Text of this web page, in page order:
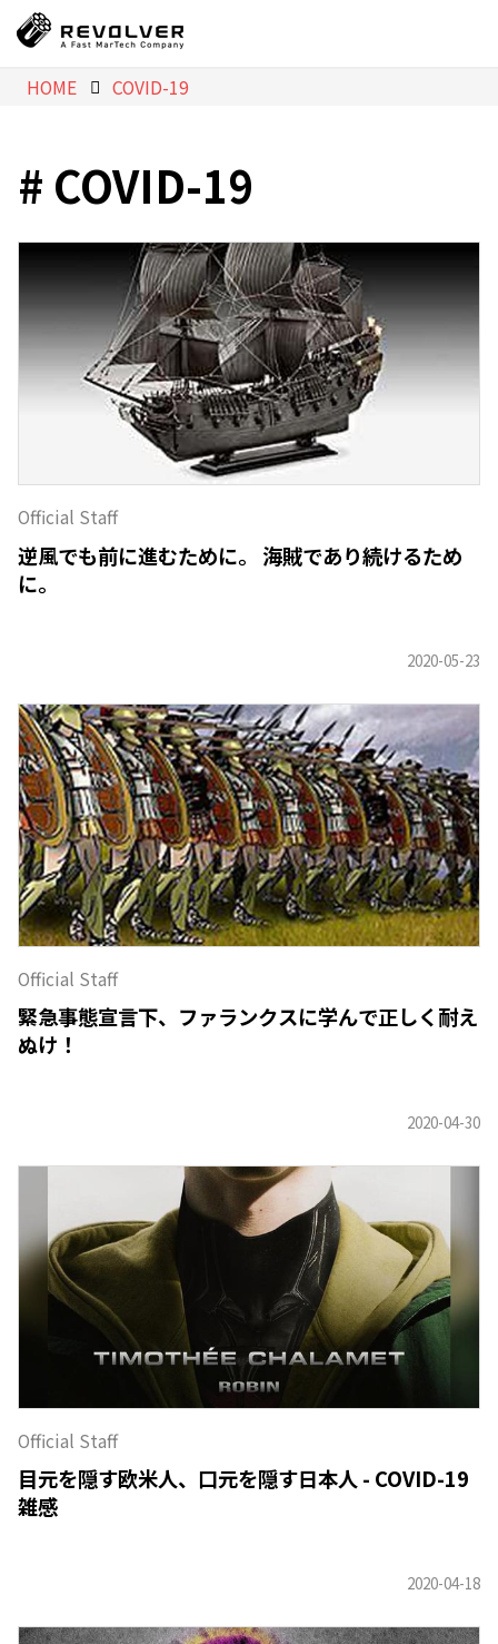
HOME COVID-19
COVID-19
Official Staff
逆風でも前に進むために。 海賊であり続けるため
に。
Official Staff
緊急事態宣言下、ファランクスに学んで正しく耐え
ぬけ！
Official Staff
目元を隠す欧米人、口元を隠す日本人 - COVID-19
雑感